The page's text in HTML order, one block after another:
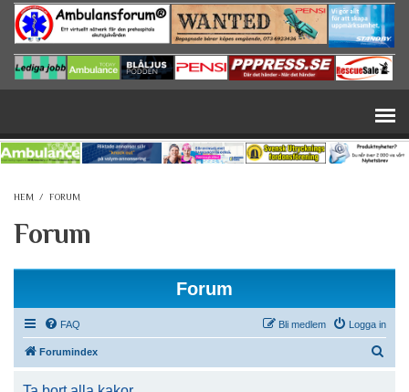
Hoppa till huvudinnehåll
HEM / FORUM
Forum